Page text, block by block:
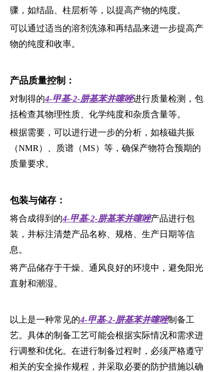
骤，如结晶、柱层析等，以提高产物的纯度。
可以通过适当的溶剂洗涤和再结晶来进一步提高产
物的纯度和收率。
产品质量控制：
对制得的4-甲基-2-肼基苯并噻唑进行质量检测，包
括检查其物理性质、化学纯度和杂质含量等。
根据需要，可以进行进一步的分析，如核磁共振
（NMR）、质谱（MS）等，确保产物符合预期的
质量要求。
包装与储存：
将合成得到的4-甲基-2-肼基苯并噻唑产品进行包
装，并标注清楚产品名称、规格、生产日期等信
息。
将产品储存于干燥、通风良好的环境中，避免阳光
直射和潮湿。
以上是一种常见的4-甲基-2-肼基苯并噻唑制备工
艺。具体的制备工艺可能会根据实际情况和需求进
行调整和优化。在进行制备过程时，必须严格遵守
相关的安全操作规程，并采取必要的防护措施以确